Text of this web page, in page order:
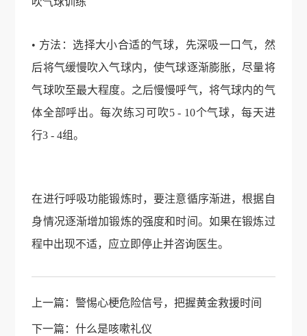
• 方法：选择大小合适的气球，先深吸一口气，然
后将气缓慢吹入气球内，使气球逐渐膨胀，尽量将
气球吹至最大程度。之后慢慢呼气，将气球内的气
体全部呼出。每次练习可吹5 - 10个气球，每天进
行3 - 4组。
在进行呼吸功能锻炼时，要注意循序渐进，根据自
身情况逐渐增加锻炼的强度和时间。如果在锻炼过
程中出现不适，应立即停止并咨询医生。
上一篇：警惕心梗危险信号，把握黄金救援时间
下一篇：什么是咳嗽礼仪